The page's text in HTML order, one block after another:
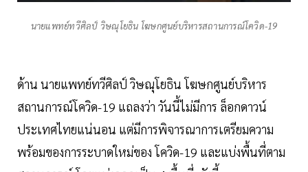
นายแพทย์ทวีศิลป์ วิษณุโยธิน โฆษกศูนย์บริหารสถานการณ์โควิด-19
ด้าน นายแพทย์ทวีศิลป์ วิษณุโยธิน โฆษกศูนย์บริหาร
สถานการณ์โควิด-19 แถลงว่า วันนี้ไม่มีการ ล็อกดาวน์
ประเทศไทยแน่นอน แต่มีการพิจารณาการเตรียมความ
พร้อมของการระบาดใหม่ของ โควิด-19 และแบ่งพื้นที่ตาม